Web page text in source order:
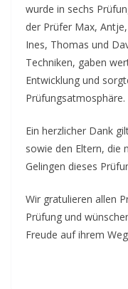
wurde in sechs
der Prüfer Max,
Ines, Thomas und
Techniken, gaben
Entwicklung und
Prüfungsatmosphäre.
Ein herzlicher Dank
sowie den Eltern, die
Gelingen dieses
Wir gratulieren allen
Prüfung und
Freude auf ihrem